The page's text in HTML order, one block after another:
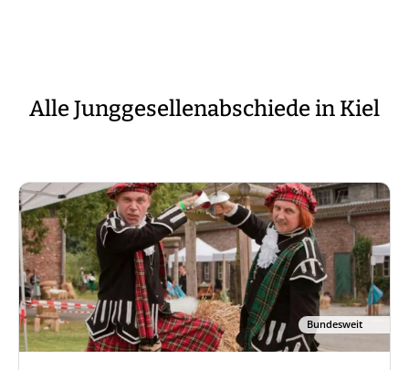
Alle Junggesellenabschiede in Kiel
Bundesweit